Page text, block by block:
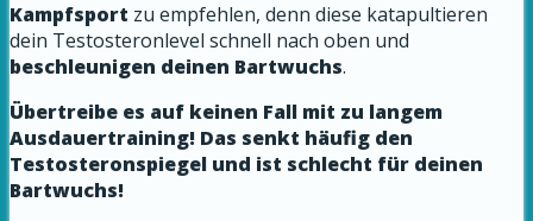
Kampfsport zu empfehlen, denn diese katapultieren
dein Testosteronlevel schnell nach oben und
beschleunigen deinen Bartwuchs.
Übertreibe es auf keinen Fall mit zu langem
Ausdauertraining! Das senkt häufig den
Testosteronspiegel und ist schlecht für deinen
Bartwuchs!